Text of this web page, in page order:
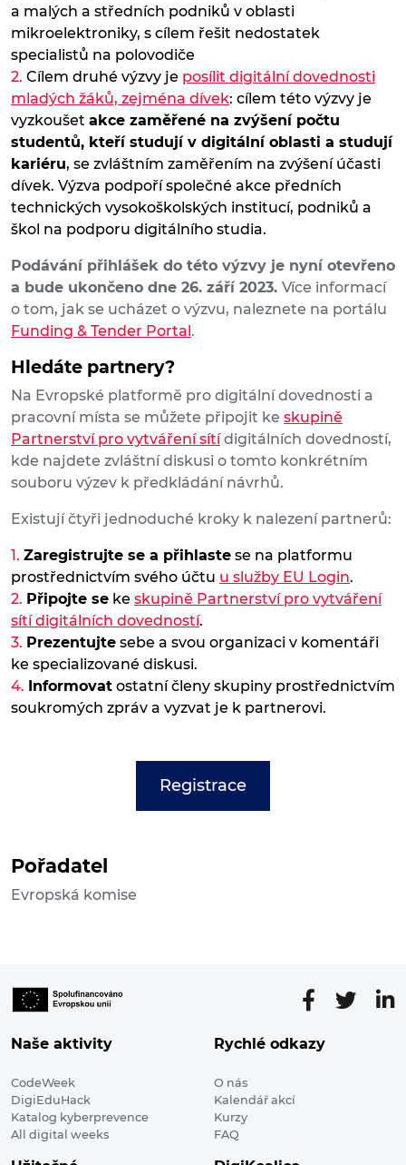
a malých a středních podniků v oblasti
mikroelektroniky, s cílem řešit nedostatek
specialistů na polovodiče
Cílem druhé výzvy je posílit digitální dovednosti
mladých žáků, zejména dívek: cílem této výzvy je
vyzkoušet akce zaměřené na zvýšení počtu
studentů, kteří studují v digitální oblasti a studují
kariéru, se zvláštním zaměřením na zvýšení účasti
dívek. Výzva podpoří společné akce předních
technických vysokoškolských institucí, podniků a
škol na podporu digitálního studia.
Podávání přihlášek do této výzvy je nyní otevřeno
a bude ukončeno dne 26. září 2023. Více informací
o tom, jak se ucházet o výzvu, naleznete na portálu
Funding & Tender Portal .
Hledáte partnery?
Na Evropské platformě pro digitální dovednosti a
pracovní místa se můžete připojit ke skupině
Partnerství pro vytváření sítídigitálních dovedností,
kde najdete zvláštní diskusi o tomto konkrétním
souboru výzev k předkládání návrhů.
Existují čtyři jednoduché kroky k nalezení partnerů:
Zaregistrujte se a přihlaste se na platformu
prostřednictvím svého účtu u služby EU Login.
Připojte se ke skupině Partnerství pro vytváření
sítí digitálních dovedností.
Prezentujte sebe a svou organizaci v komentáři
ke specializované diskusi.
Informovat ostatní členy skupiny prostřednictvím
soukromých zpráv a vyzvat je k partnerovi.
Registrace
Pořadatel
Evropská komise
Naše aktivity
CodeWeek
DigiEduHack
Katalog kyberprevence
All digital weeks
Rychlé odkazy
O nás
Kalendář akcí
Kurzy
FAQ